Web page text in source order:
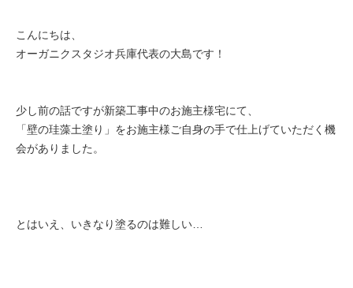
こんにちは、
オーガニクスタジオ兵庫代表の大島です！
少し前の話ですが新築工事中のお施主様宅にて、
「壁の珪藻土塗り」をお施主様ご自身の手で仕上げていただく機
会がありました。
とはいえ、いきなり塗るのは難しい…